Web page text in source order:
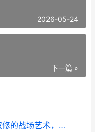
2026-05-24
下一篇 »
王者荣耀扁鹊技能解析：毒医双修的战场艺术，副标题：掌控生命与死亡的法则